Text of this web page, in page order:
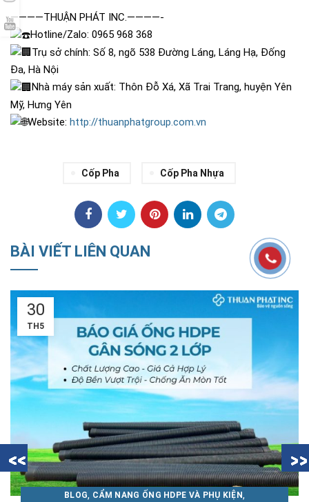
————THUẬN PHÁT INC.————-
Hotline/Zalo: 0965 968 368
Trụ sở chính: Số 8, ngõ 538 Đường Láng, Láng Hạ, Đống
Đa, Hà Nội
Nhà máy sản xuất: Thôn Đỗ Xá, Xã Trai Trang, huyện Yên
Mỹ, Hưng Yên
Website: http://thuanphatgroup.com.vn
Cốp Pha Cốp Pha Nhựa
BÀI VIẾT LIÊN QUAN
18
TH5
CẨM NANG ỐNG NHỰA THUẬN PHÁT,TIN NỘI BỘ